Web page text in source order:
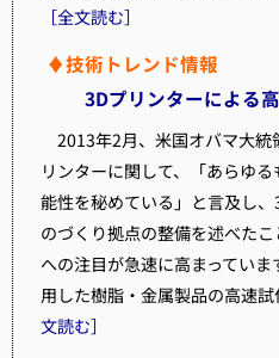
［全文読む］
♦技術トレンド情報
3Dプリンターによる
2013年2月、米国オバマ大統
リンターに関して、「あらゆ
能性を秘めている」と言及し
のづくり拠点の整備を述べた
への注目が急速に高まってい
用した樹脂・金属製品の高速試
文読む］